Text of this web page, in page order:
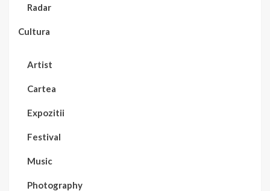
Radar
Cultura
Artist
Cartea
Expozitii
Festival
Music
Photography